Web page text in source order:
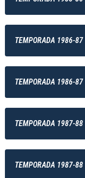
TEMPORADA 1986-87
TEMPORADA 1986-87
TEMPORADA 1987-88
TEMPORADA 1987-88